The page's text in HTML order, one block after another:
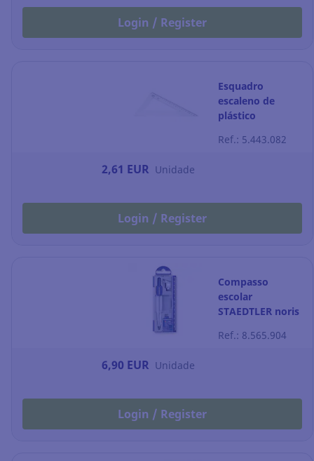
Login / Register
Esquadro
escaleno de
plástico
60º FAIBO
Ref.: 5.443.082
2,61 EUR Unidade
Login / Register
Compasso
escolar
STAEDTLER noris
Ref.: 8.565.904
6,90 EUR Unidade
Login / Register